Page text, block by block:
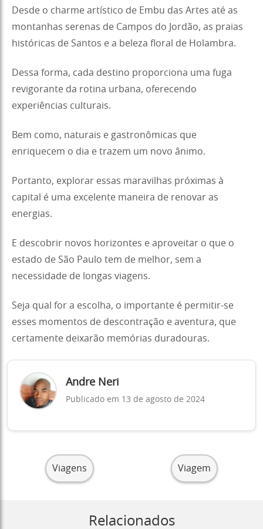
Desde o charme artístico de Embu das Artes até as
montanhas serenas de Campos do Jordão, as praias
históricas de Santos e a beleza floral de Holambra.
Dessa forma, cada destino proporciona uma fuga
revigorante da rotina urbana, oferecendo
experiências culturais.
Bem como, naturais e gastronômicas que
enriquecem o dia e trazem um novo ânimo.
Portanto, explorar essas maravilhas próximas à
capital é uma excelente maneira de renovar as
energias.
E descobrir novos horizontes e aproveitar o que o
estado de São Paulo tem de melhor, sem a
necessidade de longas viagens.
Seja qual for a escolha, o importante é permitir-se
esses momentos de descontração e aventura, que
certamente deixarão memórias duradouras.
Andre Neri
Publicado em 13 de agosto de 2024
Viagens Viagem
Relacionados